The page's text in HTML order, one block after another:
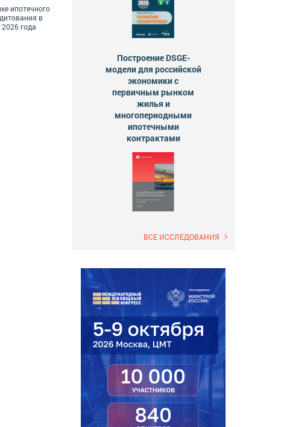
ипотечного
в
года
Построение DSGE-
модели для российской
экономики с
первичным рынком
жилья и
многопериодными
ипотечными
контрактами
ВСЕ ИССЛЕДОВАНИЯ